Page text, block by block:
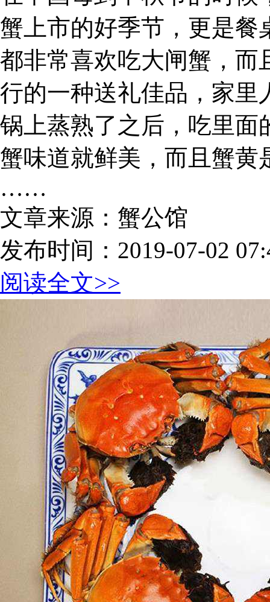
蟹上市的好季节，更是餐
都非常喜欢吃大闸蟹，而
行的一种送礼佳品，家里
锅上蒸熟了之后，吃里面
蟹味道就鲜美，而且蟹黄
……
文章来源：蟹公馆
发布时间：2019-07-02
阅读全文>>